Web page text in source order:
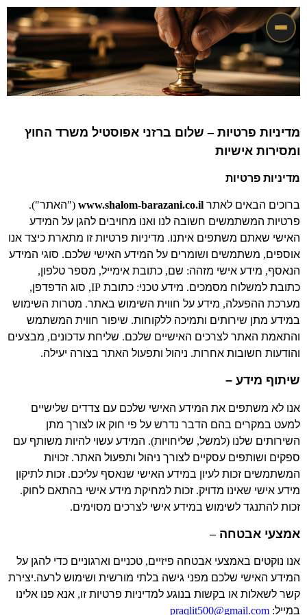
מדיניות פרטיות– שלום ברזני אפוסטיל משרד החוץ
ומסירות אישיות
מדיניות פרטיות
ברוכים הבאים לאתר www.shalom-barazani.co.il
("האתר").
פרטיות המשתמשים חשובה לנו ואנו מחויבים להגן על המידע
האישי שאתם משתפים איתנו. מדיניות פרטיות זו מתארת כיצד אנו
אוספים, משתמשים ושומרים על המידע האישי שלכם. סוגי המידע
הנאסף, מידע אישי מזהה: שם, כתובת אימייל, מספר טלפון,
כתובת למשלוח מסמכים. מידע טכני: כתובת IP, סוג הדפדפן,
מערכת ההפעלה, מידע על חווית השימוש באתר. מטרות השימוש
במידע מתן שירותים ותמיכה ללקוחות. שיפור חווית המשתמש
והתאמת האתר לצרכים האישיים שלכם. שליחת עדכונים, מבצעים
והודעות חשובות אחרות. ניהול ותפעול האתר בצורה יעילה.
שיתוף מידע –
אנו לא משתפים את המידע האישי שלכם עם צדדים שלישיים
למעט במקרים בהם הדבר נדרש על פי חוק או לצורך מתן
השירותים שלנו (למשל, שליחויות). המידע עשוי להיות משותף עם
ספקים ושותפים עסקיים לצורך ניהול ותפעול האתר. זכויות
המשתמשים זכות לעיון במידע האישי שנאסף עליכם. זכות לתיקון
מידע אישי שאינו מדויק. זכות למחיקת מידע אישי בהתאם לחוק.
זכות להתנגד לשימוש במידע אישי לצרכים מסוימים.
אמצעי אבטחה–
אנו נוקטים באמצעי אבטחה פיזיים, טכניים וארגוניים כדי להגן על
המידע האישי שלכם מפני גישה בלתי מורשית ושימוש לרעה.יצירת
קשר לשאלות או בקשות בנוגע למדיניות פרטיות זו, אנא פנו אלינו
במייל:
praqlit500@gmail.com